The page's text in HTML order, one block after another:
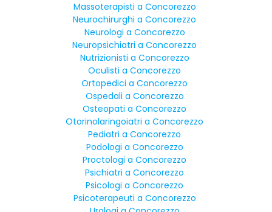
Massoterapisti a Concorezzo
Neurochirurghi a Concorezzo
Neurologi a Concorezzo
Neuropsichiatri a Concorezzo
Nutrizionisti a Concorezzo
Oculisti a Concorezzo
Ortopedici a Concorezzo
Ospedali a Concorezzo
Osteopati a Concorezzo
Otorinolaringoiatri a Concorezzo
Pediatri a Concorezzo
Podologi a Concorezzo
Proctologi a Concorezzo
Psichiatri a Concorezzo
Psicologi a Concorezzo
Psicoterapeuti a Concorezzo